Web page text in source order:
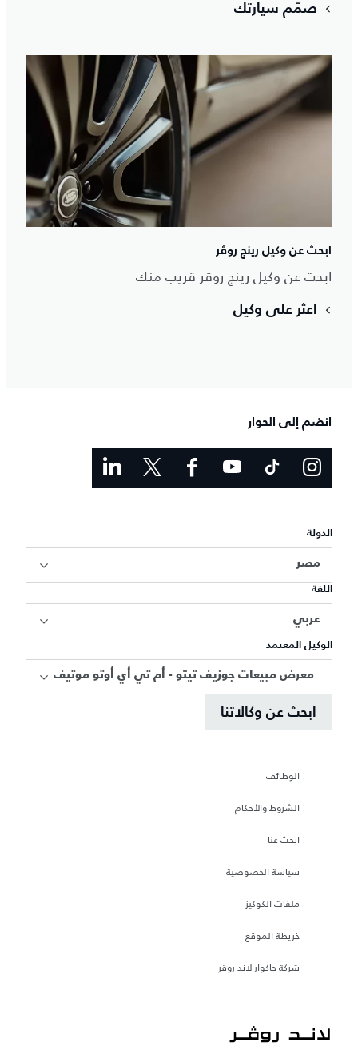
صمّم سيارتك
ابحث عن وكيل رينج روڤر
ابحث عن وكيل رينج روڤر قريب منك
اعثر على وكيل
انضم إلى الحوار
الدولة
مصر
اللغة
عربي
الوكيل المعتمد
معرض مبيعات جوزيف تيتو - أم تي أي أوتو موتيف
ابحث عن وكالاتنا
الوظائف
الشروط والأحكام
ابحث عنا
سياسة الخصوصية
ملفات الكوكيز
خريطة الموقع
شركة جاكوار لاند روڤر